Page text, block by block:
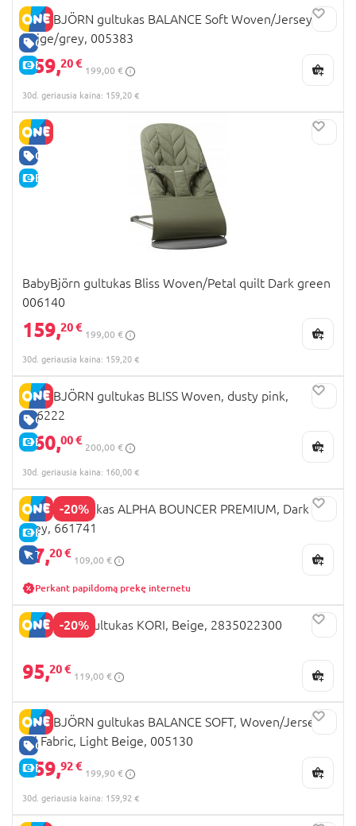
GERA KAINA
E-KAINA
BABYBJÖRN gultukas BALANCE Soft Woven/Jersey,
beige/grey, 005383
159,20 €
199,00 €
30d. geriausia kaina: 159,20 €
GERA KAINA
E-KAINA
BabyBjörn gultukas Bliss Woven/Petal quilt Dark green
006140
159,20 €
199,00 €
30d. geriausia kaina: 159,20 €
GERA KAINA
E-KAINA
BABYBJÖRN gultukas BLISS Woven, dusty pink,
006222
160,00 €
200,00 €
30d. geriausia kaina: 160,00 €
-20%
E-KAINA
TIK INTERNETU
HAUCK gultukas ALPHA BOUNCER PREMIUM, Dark
grey, 661741
87,20 €
109,00 €
Perkant papildomą prekę internetu
-20%
MAXI COSI gultukas KORI, Beige, 2835022300
95,20 €
119,00 €
GERA KAINA
E-KAINA
BABYBJÖRN gultukas BALANCE SOFT, Woven/Jersey
Tri Fabric, Light Beige, 005130
159,92 €
199,90 €
30d. geriausia kaina: 159,92 €